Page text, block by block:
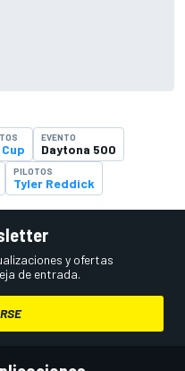
Cup
EVENTO
Daytona 500
PILOTOS
Tyler Reddick
y ofertas
de entrada.